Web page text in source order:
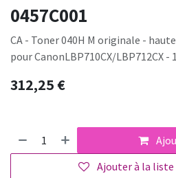
0457C001
CA - Toner 040H M originale -
pour CanonLBP710CX/LBP712CX
312,25€
Ajouter à la liste